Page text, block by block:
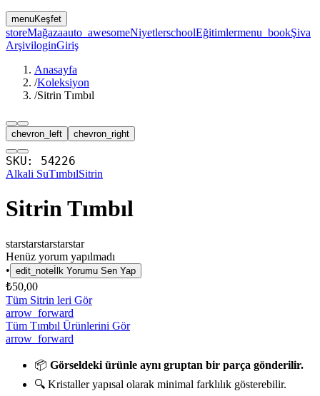
menuKeşfet
storeMağazaauto_awesomeNiyetlerschoolEğitimlermenu_bookŞiva
ArşiviloginGiriş
Anasayfa
/Koleksiyon
/Sitrin Tımbıl
chevron_left chevron_right
SKU: 54226
Alkali SuTımbılSitrin
Sitrin Tımbıl
starstarstarstarstar
Henüz yorum yapılmadı
• edit_note İlk Yorumu Sen Yap
₺50,00
Tüm Sitrin leri Gör
arrow_forward
Tüm Tımbıl Ürünlerini Gör
arrow_forward
📦 Görseldeki ürünle aynı gruptan bir parça gönderilir.
🔍 Kristaller yapısal olarak minimal farklılık gösterebilir.